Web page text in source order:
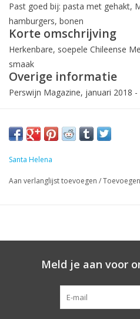
Past goed bij: pasta met gehakt,
hamburgers, bonen
Korte omschrijving
Herkenbare, soepele Chileense
smaak
Overige informatie
Perswijn Magazine, januari 2018
Santa Helena
Aan verlanglijst toevoegen /
Meld je aan voor